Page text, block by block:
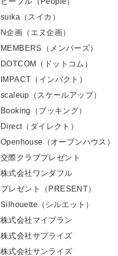
suika（スイカ）
N企画（エヌ企画）
MEMBERS（メンバーズ）
DOTCOM（ドットコム）
IMPACT（インパクト）
scaleup（スケールアップ）
Booking（ブッキング）
Direct（ダイレクト）
Openhouse（オープンハウス）
交際クラブプレゼント
株式会社ワンダフル
プレゼント（PRESENT）
Silhouette（シルエット）
株式会社マイプラン
株式会社サプライズ
株式会社サンライズ